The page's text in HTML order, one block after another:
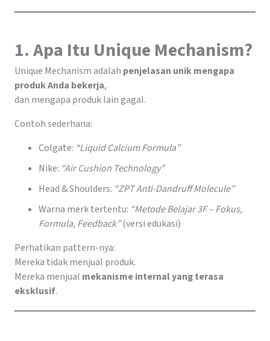
1. Apa Itu Unique Mechanism?
Unique Mechanism adalah penjelasan unik mengapa
produk Anda bekerja,
dan mengapa produk lain gagal.
Contoh sederhana:
Colgate: “Liquid Calcium Formula”
Nike: “Air Cushion Technology”
Head & Shoulders: “ZPT Anti-Dandruff Molecule”
Warna merk tertentu: “Metode Belajar 3F – Fokus,
Formula, Feedback”(versi edukasi)
Perhatikan pattern-nya:
Mereka tidak menjual produk.
Mereka menjual mekanisme internal yang terasa
eksklusif.